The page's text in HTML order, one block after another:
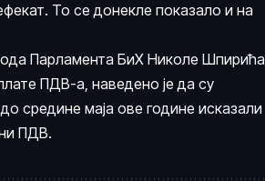
То се донекле показало и на
Парламента БиХ Николе Шпирића
ПДВ-а, наведено је да су
средине маја ове године исказали
ПДВ.